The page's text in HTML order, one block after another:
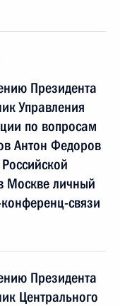
Президента
Управления
по вопросам
Антон Федоров
Москве личный
связи
Президента
Центрального